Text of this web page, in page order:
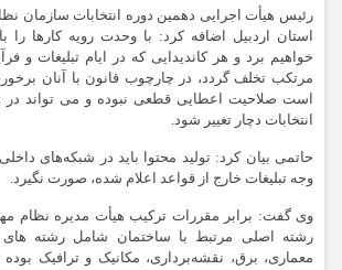
رئیس هیأت اجرایی دهمین دوره انتخابات سازمان
استان اردبیل اضافه کرد: با وحدت رویه کارها
خواهیم برد و هر کاندیدایی که در ایام تبلیغات و
مرتکب تخلف گردد، در چارچوب قانون با آنان
است صلاحیت اعطایی قطعی نبوده و می تواند در
انتخابات دچار تغییر شود.
حاتمی بیان کرد: تولید محتوا باید در شبکه‌های
وجه تبلیغات خارج از قواعد اعلام شده، صورت نگیرد.
وی گفت: برابر مقررات ترکیب هیأت مدیره نظام
رشته اصلی مرتبط با ساختمان شامل رشته
معماری، برق، نقشه‌برداری، مکانیک و ترافیک بوده